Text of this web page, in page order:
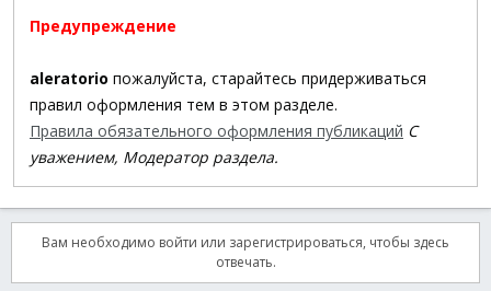
Предупреждение
aleratorio пожалуйста, старайтесь придерживаться
правил оформления тем в этом разделе.
Правила обязательного оформления публикаций С
уважением, Модератор раздела.
Вам необходимо войти или зарегистрироваться, чтобы здесь
отвечать.